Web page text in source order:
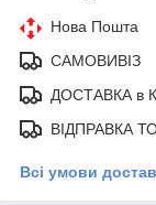
Нова Пошта
САМОВИВІЗ
ДОСТАВКА в
ВІДПРАВКА
Всі умови